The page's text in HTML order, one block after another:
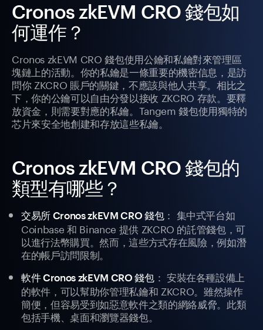
Cronos zkEVM CRO 錢包如
何運作？
Cronos zkEVM CRO 錢包使用公鑰和私鑰對來管理區
塊鏈上的活動。你的私鑰是一條重要的機密信息，是訪
問你 ZKCRO 賬戶的關鍵，不應該與他人共享。相比之
下，你的公鑰可以自由分發以接收 ZKCRO 存款。要釋
放資金，則需要對應的私鑰。Tangem 錢包使用獨特的
芯片來安全地創建和存放這些私鑰。
Cronos zkEVM CRO 錢包的
類型有哪些？
交易所 Cronos zkEVM CRO 錢包： 集中式平台如
Coinbase 和 Binance 提供 ZKCRO 的託管錢包，可
以進行法幣購買。然而，這些方式存在風險，例如潛
在的帳戶訪問限制。
軟件 Cronos zkEVM CRO 錢包： 安裝在各種設備上
的軟件，可以幫助你管理私鑰和 ZKCRO。雖然操作
簡便，但容易受到如惡意軟件之類的網絡威脅。此類
包括手機、桌面和瀏覽器錢包。